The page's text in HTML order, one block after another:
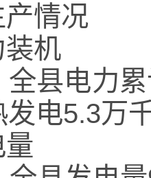
情况
装机
县电力
电5.3万
量